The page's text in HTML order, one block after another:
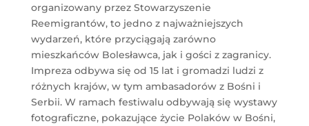
organizowany przez Stowarzyszenie
Reemigrantów, to jedno z najważniejszych
wydarzeń, które przyciągają zarówno
mieszkańców Bolesławca, jak i gości z zagranicy.
Impreza odbywa się od 15 lat i gromadzi ludzi z
różnych krajów, w tym ambasadorów z Bośni i
Serbii. W ramach festiwalu odbywają się wystawy
fotograficzne, pokazujące życie Polaków w Bośni,